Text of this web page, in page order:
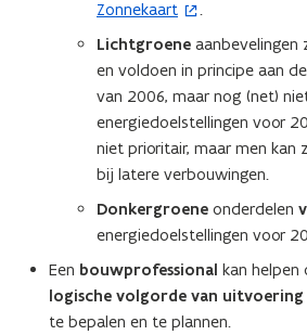
Zonnekaart
(
o
p
e
n
t
i
n
i
e
u
w
.
Lichtgroene aanbevelingen
en voldoen in principe aan
van 2006, maar nog (net)
energiedoelstellingen voor
niet prioritair, maar men kan
bij latere verbouwingen.
Donkergroene onderdelen
energiedoelstellingen voor
Een bouwprofessional kan helpen
logische volgorde van uitvoering
te bepalen en te plannen.